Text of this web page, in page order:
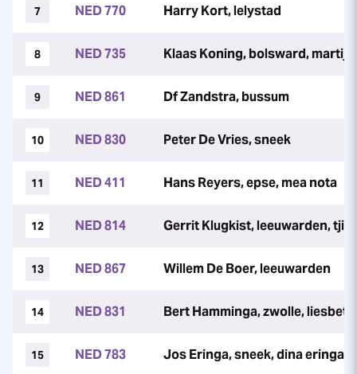
7 NED 770 Harry Kort, lelystad
8 NED 735 Klaas Koning, bolsward,
9 NED 861 Df Zandstra, bussum
10 NED 830 Peter De Vries, sneek
11 NED 411 Hans Reyers, epse, mea nota
12 NED 814 Gerrit Klugkist, leeuwarden,
13 NED 867 Willem De Boer, leeuwarden
14 NED 831 Bert Hamminga, zwolle,
15 NED 783 Jos Eringa, sneek, dina eringa